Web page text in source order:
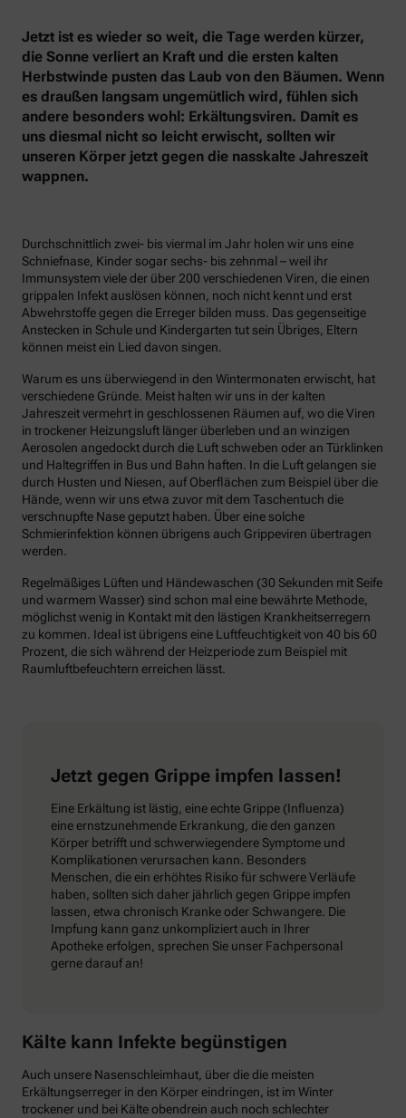
Jetzt ist es wieder so weit, die Tage werden kürzer,
die Sonne verliert an Kraft und die ersten kalten
Herbstwinde pusten das Laub von den Bäumen. Wenn
es draußen langsam ungemütlich wird, fühlen sich
andere besonders wohl: Erkältungsviren. Damit es
uns diesmal nicht so leicht erwischt, sollten wir
unseren Körper jetzt gegen die nasskalte Jahreszeit
wappnen.
Durchschnittlich zwei- bis viermal im Jahr holen wir uns eine
Schniefnase, Kinder sogar sechs- bis zehnmal – weil ihr
Immunsystem viele der über 200 verschiedenen Viren, die einen
grippalen Infekt auslösen können, noch nicht kennt und erst
Abwehrstoffe gegen die Erreger bilden muss. Das gegenseitige
Anstecken in Schule und Kindergarten tut sein Übriges, Eltern
können meist ein Lied davon singen.
Warum es uns überwiegend in den Wintermonaten erwischt, hat
verschiedene Gründe. Meist halten wir uns in der kalten
Jahreszeit vermehrt in geschlossenen Räumen auf, wo die Viren
in trockener Heizungsluft länger überleben und an winzigen
Aerosolen angedockt durch die Luft schweben oder an Türklinken
und Haltegriffen in Bus und Bahn haften. In die Luft gelangen sie
durch Husten und Niesen, auf Oberflächen zum Beispiel über die
Hände, wenn wir uns etwa zuvor mit dem Taschentuch die
verschnupfte Nase geputzt haben. Über eine solche
Schmierinfektion können übrigens auch Grippeviren übertragen
werden.
Regelmäßiges Lüften und Händewaschen (30 Sekunden mit Seife
und warmem Wasser) sind schon mal eine bewährte Methode,
möglichst wenig in Kontakt mit den lästigen Krankheitserregern
zu kommen. Ideal ist übrigens eine Luftfeuchtigkeit von 40 bis 60
Prozent, die sich während der Heizperiode zum Beispiel mit
Raumluftbefeuchtern erreichen lässt.
Jetzt gegen Grippe impfen lassen!
Eine Erkältung ist lästig, eine echte Grippe (Influenza)
eine ernstzunehmende Erkrankung, die den ganzen
Körper betrifft und schwerwiegendere Symptome und
Komplikationen verursachen kann. Besonders
Menschen, die ein erhöhtes Risiko für schwere Verläufe
haben, sollten sich daher jährlich gegen Grippe impfen
lassen, etwa chronisch Kranke oder Schwangere. Die
Impfung kann ganz unkompliziert auch in Ihrer
Apotheke erfolgen, sprechen Sie unser Fachpersonal
gerne darauf an!
Kälte kann Infekte begünstigen
Auch unsere Nasenschleimhaut, über die die meisten
Erkältungserreger in den Körper eindringen, ist im Winter
trockener und bei Kälte obendrein auch noch schlechter